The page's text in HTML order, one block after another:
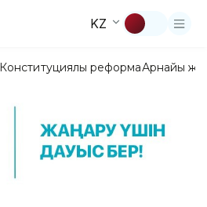
KZ
Конституциялық реформаАрнайы